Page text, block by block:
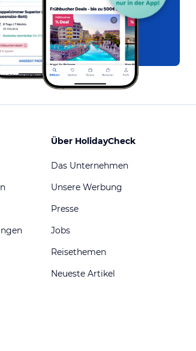
Über HolidayCheck
Das Unternehmen
Unsere Werbung
Presse
Jobs
Reisethemen
Neueste Artikel